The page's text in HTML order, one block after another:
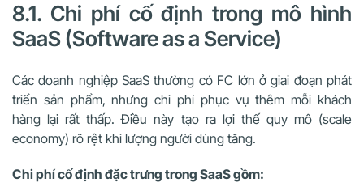
8.1. Chi phí cố định trong mô hình
SaaS (Software as a Service)
Các doanh nghiệp SaaS thường có FC lớn ở giai đoạn phát
triển sản phẩm, nhưng chi phí phục vụ thêm mỗi khách
hàng lại rất thấp. Điều này tạo ra lợi thế quy mô (scale
economy) rõ rệt khi lượng người dùng tăng.
Chi phí cố định đặc trưng trong SaaS gồm: